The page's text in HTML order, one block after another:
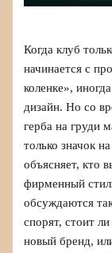
Когда клуб
начинается с
коленке»,
дизайн. Но со
герба на груди
только значок
объясняет, кто
фирменный
обсуждаются
спорят, стоит
новый бренд,